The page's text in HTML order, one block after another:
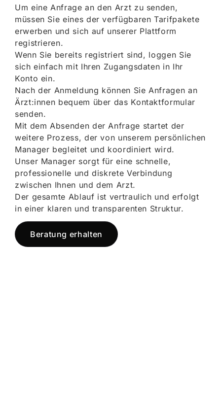
Um eine Anfrage an den Arzt zu senden,
müssen Sie eines der verfügbaren Tarifpakete
erwerben und sich auf unserer Plattform
registrieren.
Wenn Sie bereits registriert sind, loggen Sie
sich einfach mit Ihren Zugangsdaten in Ihr
Konto ein.
Nach der Anmeldung können Sie Anfragen an
Ärzt:innen bequem über das Kontaktformular
senden.
Mit dem Absenden der Anfrage startet der
weitere Prozess, der von unserem persönlichen
Manager begleitet und koordiniert wird.
Unser Manager sorgt für eine schnelle,
professionelle und diskrete Verbindung
zwischen Ihnen und dem Arzt.
Der gesamte Ablauf ist vertraulich und erfolgt
in einer klaren und transparenten Struktur.
Beratung erhalten